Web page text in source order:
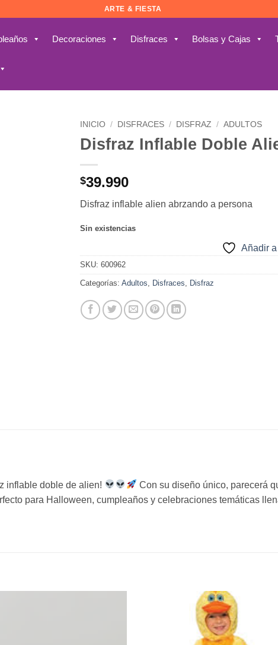
ARTE & FIESTA
Decoraciones Disfraces Bolsas y Cajas
INICIO / DISFRACES / DISFRAZ / ADULTOS
Disfraz Inflable Doble
$39.990
Disfraz inflable alien abrzando a persona
Sin existencias
Añadir
SKU: 600962
Categorías: Adultos, Disfraces, Disfraz
inflable doble de alien!
Con su diseño único, parecerá
para Halloween, cumpleaños y celebraciones temáticas